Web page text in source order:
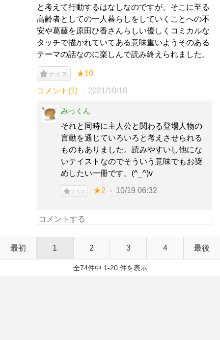
と考えて行動するはなしなのですが、そこに至る
高齢者としての一人暮らしをしていくことへの不
安や葛藤を原田ひ香さんらしい優しくコミカルな
タッチで描かれていてある意味重いようそのある
テーマの話なのに楽しんで読み終えられました。
ナイス ★10
コメント(1) 2021/10/18
みっくん
それと同時に主人公と関わる登場人物の
言動を通じていろいろと考えさせられる
ものもありました。読みやすいし他にな
いテイストなのでそういう意味でもお奨
めしたい一冊です。(^_^)v
ナイス ★2 10/19 06:32
最初 1 2 3 4 最後
全74件中 1-20 件を表示